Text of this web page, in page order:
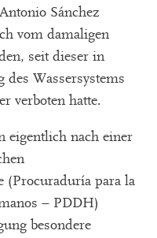
Sánchez
vom damaligen
seit dieser in
des Wassersystems
verboten hatte.
eigentlich nach einer
(Procuraduría para la
– PDDH)
besondere